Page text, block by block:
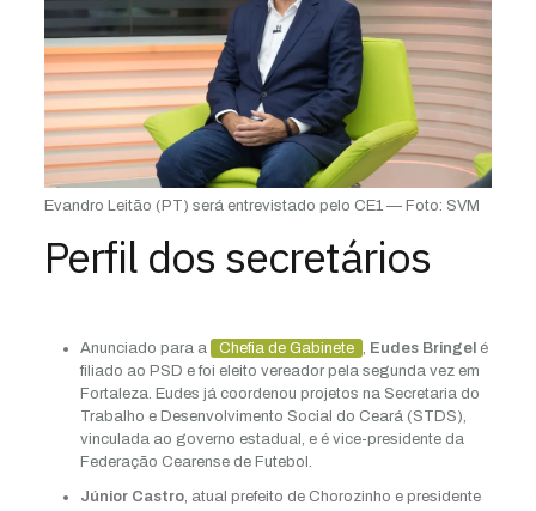
Evandro Leitão (PT) será entrevistado pelo CE1 — Foto: SVM
Perfil dos secretários
Anunciado para a Chefia de Gabinete , Eudes Bringel é
filiado ao PSD e foi eleito vereador pela segunda vez em
Fortaleza. Eudes já coordenou projetos na Secretaria do
Trabalho e Desenvolvimento Social do Ceará (STDS),
vinculada ao governo estadual, e é vice-presidente da
Federação Cearense de Futebol.
Júnior Castro, atual prefeito de Chorozinho e presidente